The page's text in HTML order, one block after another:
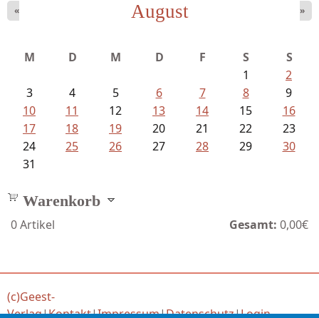
Goetze, Christina - Ade, du schöne...
August
« »
M D M D F S
S
1
2
3
4 5 6 7 8
9
10
11 12 13 14 15
16
17
18 19 20 21 22
23
24
25 26 27 28 29
30
31
Warenkorb
0Artikel Gesamt: 0,00€
(c)Geest-
Verlag|Kontakt|Impressum|Datenschutz|Login